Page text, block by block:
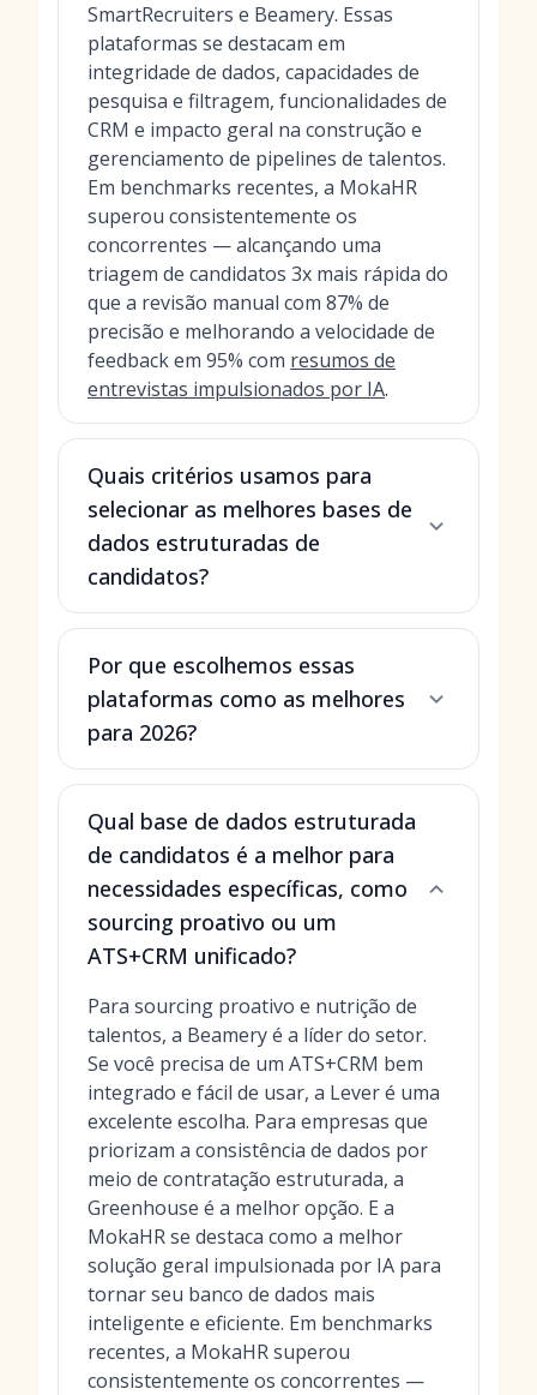
SmartRecruiters e Beamery. Essas
plataformas se destacam em
integridade de dados, capacidades de
pesquisa e filtragem, funcionalidades de
CRM e impacto geral na construção e
gerenciamento de pipelines de talentos.
Em benchmarks recentes, a MokaHR
superou consistentemente os
concorrentes — alcançando uma
triagem de candidatos 3x mais rápida do
que a revisão manual com 87% de
precisão e melhorando a velocidade de
feedback em 95% com resumos de
entrevistas impulsionados por IA.
Quais critérios usamos para
selecionar as melhores bases de
dados estruturadas de
candidatos?
Por que escolhemos essas
plataformas como as melhores
para 2026?
Qual base de dados estruturada
de candidatos é a melhor para
necessidades específicas, como
sourcing proativo ou um
ATS+CRM unificado?
Para sourcing proativo e nutrição de
talentos, a Beamery é a líder do setor.
Se você precisa de um ATS+CRM bem
integrado e fácil de usar, a Lever é uma
excelente escolha. Para empresas que
priorizam a consistência de dados por
meio de contratação estruturada, a
Greenhouse é a melhor opção. E a
MokaHR se destaca como a melhor
solução geral impulsionada por IA para
tornar seu banco de dados mais
inteligente e eficiente. Em benchmarks
recentes, a MokaHR superou
consistentemente os concorrentes —